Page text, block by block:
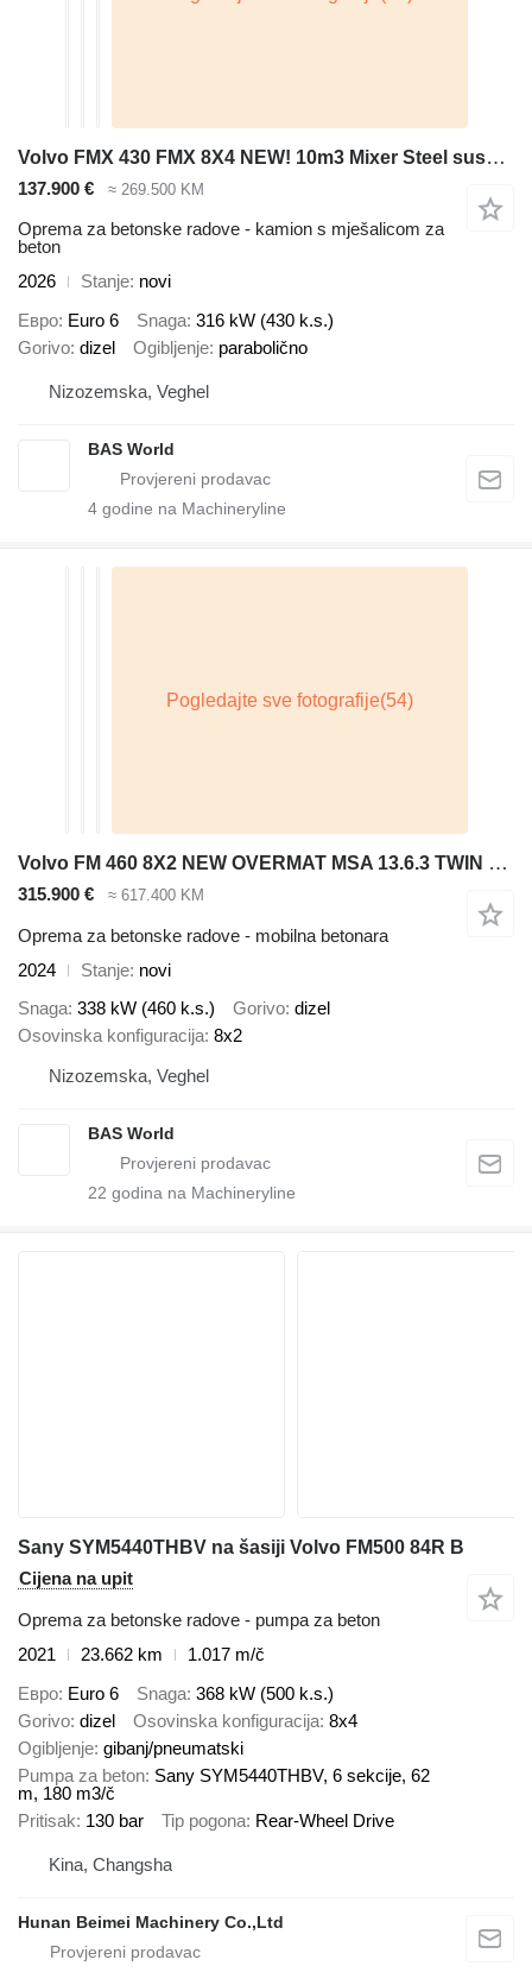
Volvo FMX 430 FMX 8X4 NEW! 10m3 Mixer Steel suspension Big-Axle VEB Eu
137.900 € ≈ 269.500 KM
Oprema za betonske radove - kamion s mješalicom za
beton
2026
Stanje novi
Евро Euro 6 Snaga 316 kW (430 k.s.)
Gorivo dizel Ogibljenje parabolično
Nizozemska, Veghel
BAS World
4 godine na Machineryline
Volvo FM 460 8X2 NEW OVERMAT MSA 13.6.3 TWIN PTO Dry + Liquid Screed S
315.900 € ≈ 617.400 KM
Oprema za betonske radove - mobilna betonara
2024
Stanje novi
Snaga 338 kW (460 k.s.) Gorivo dizel
Osovinska konfiguracija 8x2
Nizozemska, Veghel
BAS World
22 godina na Machineryline
Sany SYM5440THBV na šasiji Volvo FM500 84R B
Cijena na upit
Oprema za betonske radove - pumpa za beton
2021
23.662 km
1.017 m/č
Евро Euro 6 Snaga 368 kW (500 k.s.)
Gorivo dizel Osovinska konfiguracija 8x4
Ogibljenje gibanj/pneumatski
Pumpa za beton Sany SYM5440THBV, 6 sekcije, 62
m, 180 m3/č
Pritisak 130 bar Tip pogona Rear-Wheel Drive
Kina, Changsha
Hunan Beimei Machinery Co.,Ltd